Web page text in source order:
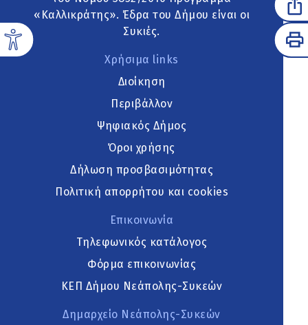
«Καλλικράτης». Έδρα του Δήμου είναι οι
Συκιές.
Χρήσιμα links
Διοίκηση
Περιβάλλον
Ψηφιακός Δήμος
Όροι χρήσης
Δήλωση προσβασιμότητας
Πολιτική απορρήτου και cookies
Επικοινωνία
Τηλεφωνικός κατάλογος
Φόρμα επικοινωνίας
ΚΕΠ Δήμου Νεάπολης-Συκεών
Δημαρχείο Νεάπολης-Συκεών